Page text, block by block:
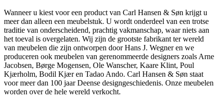
Wanneer u kiest voor een product van Carl Hansen & Søn krijgt u
meer dan alleen een meubelstuk. U wordt onderdeel van een trotse
traditie van onderscheidend, prachtig vakmanschap, waar niets aan
het toeval is overgelaten. Wij zijn de grootste fabrikant ter wereld
van meubelen die zijn ontworpen door Hans J. Wegner en we
produceren ook meubelen van gerenommeerde designers zoals Arne
Jacobsen, Børge Mogensen, Ole Wanscher, Kaare Klint, Poul
Kjærholm, Bodil Kjær en Tadao Ando. Carl Hansen & Søn staat
voor meer dan 100 jaar Deense designgeschiedenis. Onze meubelen
worden over de hele wereld verkocht.